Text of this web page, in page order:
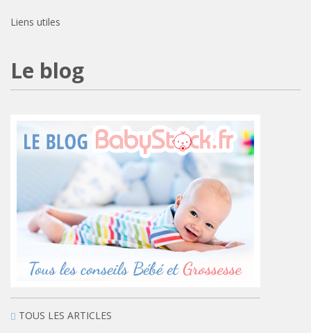
Liens utiles
Le blog
TOUS LES ARTICLES